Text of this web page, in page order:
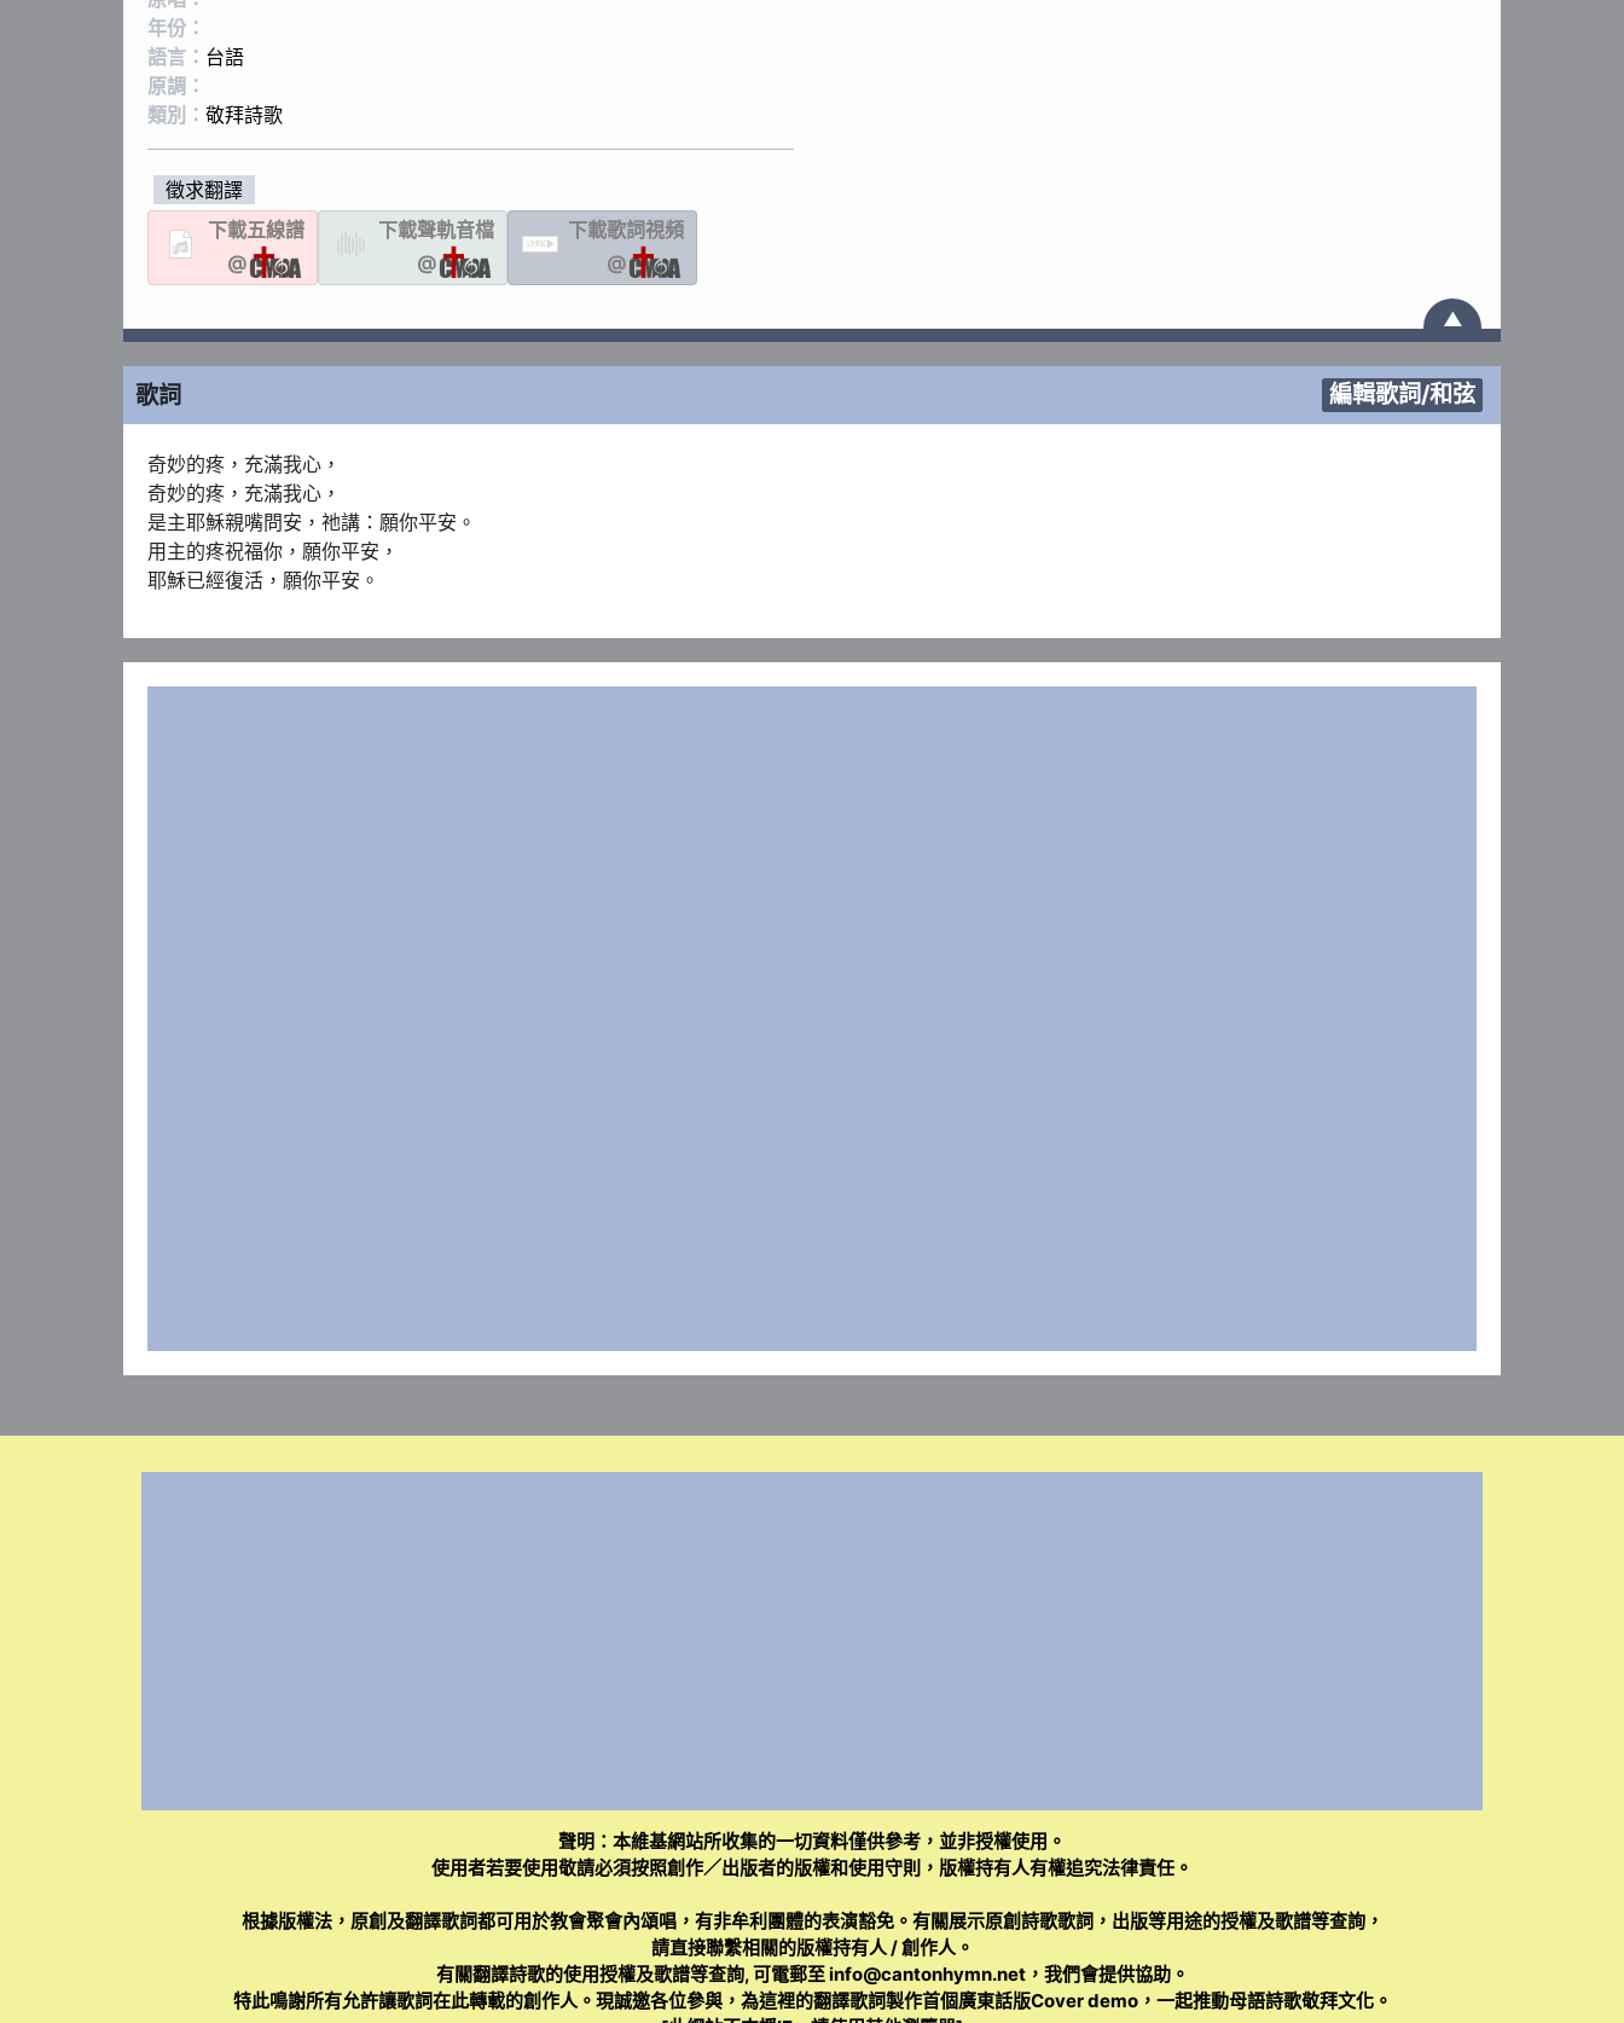
年份：
語言： 台語
原調：
類別： 敬拜詩歌
徵求翻譯
下載五線譜
@
下載聲軌音檔
@
LYRIC
下載歌詞視頻
@
▲
歌詞 編輯歌詞/和弦
奇妙的疼，充滿我心，
奇妙的疼，充滿我心，
是主耶穌親嘴問安，祂講：願你平安。
用主的疼祝福你，願你平安，
耶穌已經復活，願你平安。
聲明：本維基網站所收集的一切資料僅供參考，並非授權使用。
使用者若要使用敬請必須按照創作／出版者的版權和使用守則，版權持有人有權追究法律責任。
根據版權法，原創及翻譯歌詞都可用於教會聚會內頌唱，有非牟利團體的表演豁免。有關展示原創詩歌歌詞，出版等用途的授權及歌譜等查詢，
請直接聯繫相關的版權持有人 / 創作人。
有關翻譯詩歌的使用授權及歌譜等查詢, 可電郵至info@cantonhymn.net，我們會提供協助。
特此鳴謝所有允許讓歌詞在此轉載的創作人。現誠邀各位參與，為這裡的翻譯歌詞製作首個廣東話版Cover demo，一起推動母語詩歌敬拜文化。